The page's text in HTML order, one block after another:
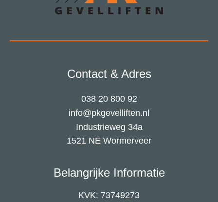
Contact & Adres
038 20 800 92
info@pkgevelliften.nl
Industrieweg 34a
1521 NE Wormerveer
Belangrijke Informatie
KVK: 73749273